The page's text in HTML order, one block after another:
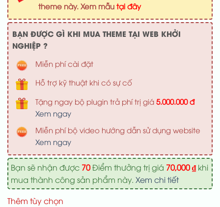
1,000,000 ₫.
700,000
theme này. Xem mẫu tại đây
BẠN ĐƯỢC GÌ KHI MUA THEME TẠI WEB KHỞI
NGHIỆP ?
Miễn phí cài đặt
Hỗ trợ kỹ thuật khi có sự cố
Tặng ngay bộ plugin trả phí trị giá 5.000.000 đ
Xem ngay
Miễn phí bộ video hướng dẫn sử dụng website
Xem ngay
Bạn sẽ nhận được 70Điểm thưởng trị giá 70,000₫khi
mua thành công sản phẩm này. Xem chi tiết
Thêm tùy chọn